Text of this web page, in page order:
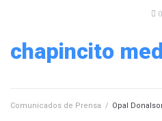
0
chapincito
Comunicados de Prensa / Opal